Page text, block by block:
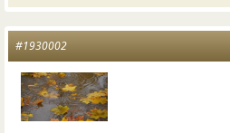
#1930002